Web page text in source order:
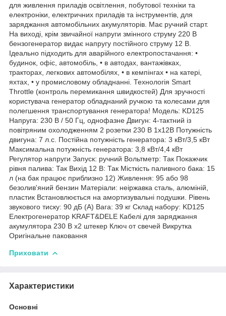
для живлення приладів освітлення, побутової техніки та
електроніки, електричних приладів та інструментів, для
заряджання автомобільних акумуляторів. Має ручний старт.
На виході, крім звичайної напруги змінного струму 220 В
бензогенератор видає напругу постійного струму 12 В.
Ідеально підходить для аварійного електропостачання: •
будинок, офіс, автомобіль, • в автодах, вантажівках,
тракторах, легкових автомобілях, • в кемпінгах • на катері,
яхтах, • у промисловому обладнанні. Технологія Smart
Throttle (контроль перемикання швидкостей) Для зручності
користувача генератор обладнаний ручкою та колесами для
полегшення транспортування генератора! Модель: KD125
Напруга: 230 В / 50 Гц, однофазне Двигун: 4-тактний із
повітряним охолодженням 2 розетки 230 В 1х12В Потужність
двигуна: 7 л.с. Постійна потужність генератора: 3 кВт/3,5 кВт
Максимальна потужність генератора: 3,8 кВт/4,4 кВт
Регулятор напруги Запуск: ручний Вольтметр: Так Покажчик
рівня палива: Так Вихід 12 В: Так Місткість паливного бака: 15
л (на бак працює приблизно 12) Живлення: 95 або 98
безолив'яний бензин Матеріали: неіржавка сталь, алюміній,
пластик Встановлюється на амортизувальні подушки. Рівень
звукового тиску: 90 дБ (A) Вага: 39 кг Склад набору: KD125
Електрогенератор KRAFT&DELE Кабелі для заряджання
акумулятора 230 В x2 штекер Ключ от свечей Викрутка
Оригінальне паковання
Приховати
Характеристики
Основні